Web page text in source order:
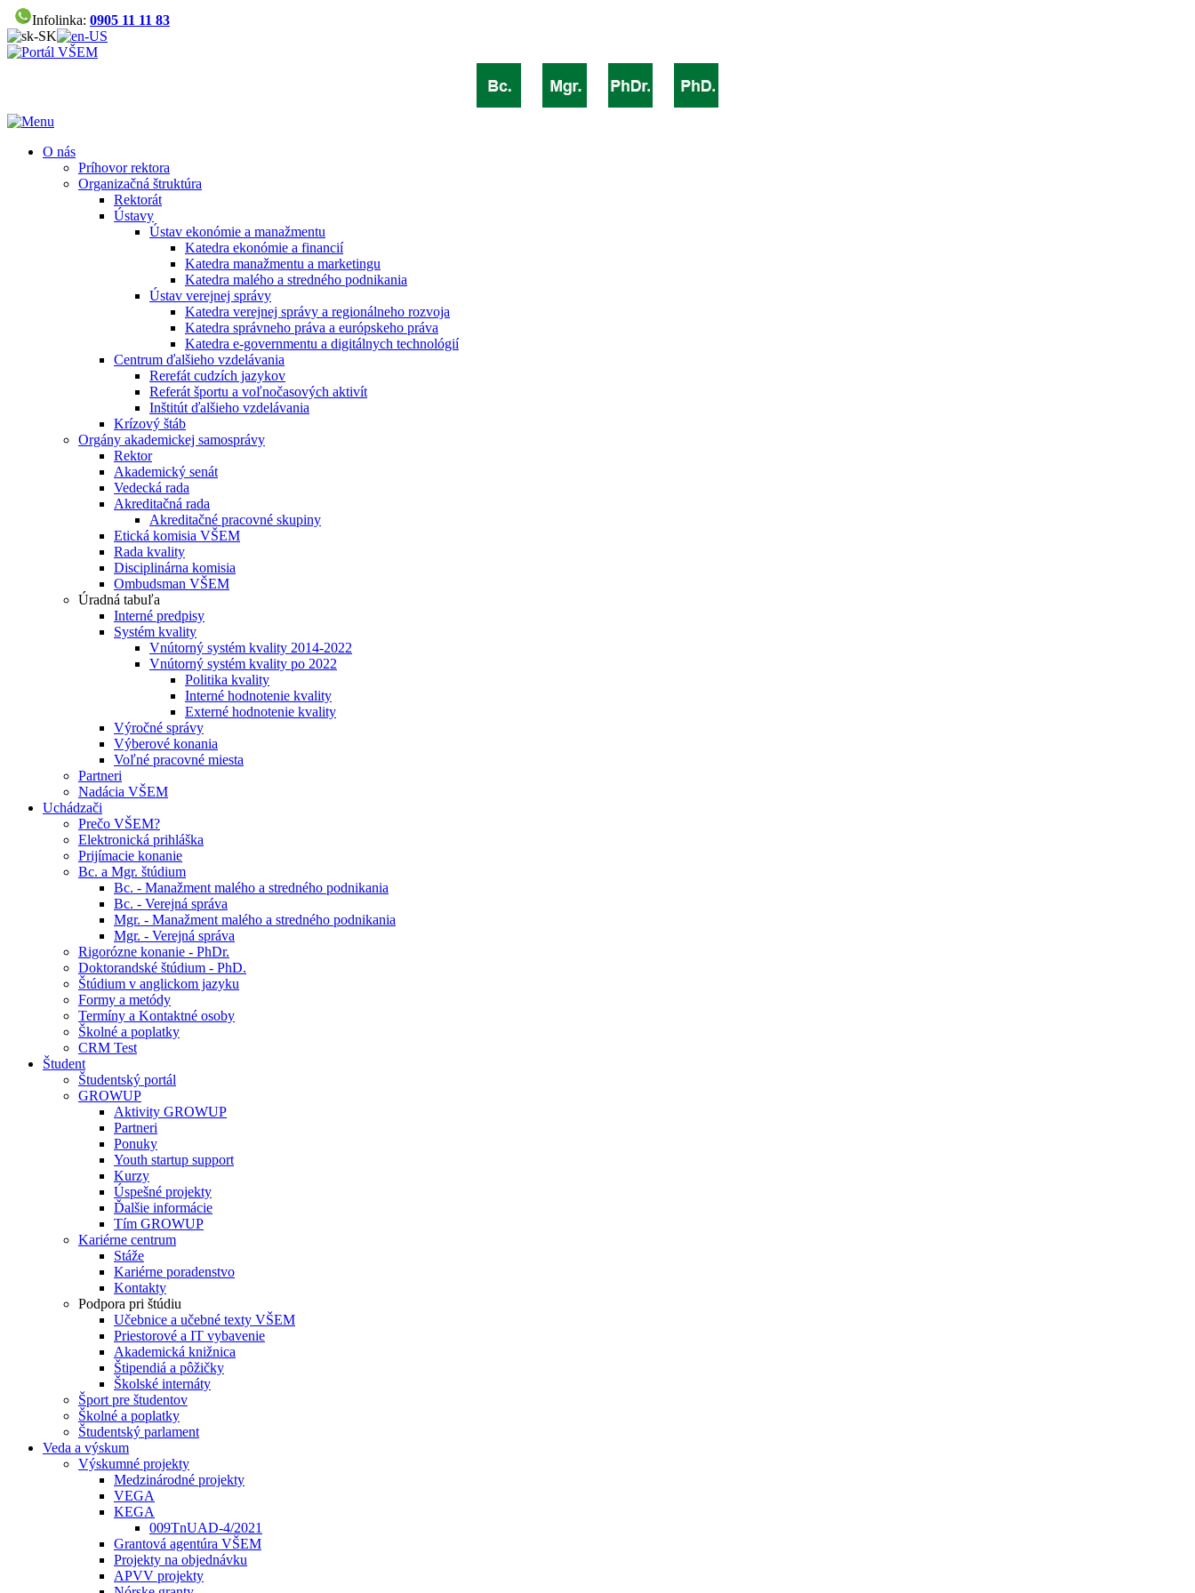
Infolinka: 0905 11 11 83
O nás
Príhovor rektora
Organizačná štruktúra
Rektorát
Ústavy
Ústav ekonómie a manažmentu
Katedra ekonómie a financií
Katedra manažmentu a marketingu
Katedra malého a stredného podnikania
Ústav verejnej správy
Katedra verejnej správy a regionálneho rozvoja
Katedra správneho práva a európskeho práva
Katedra e-governmentu a digitálnych technológií
Centrum ďalšieho vzdelávania
Rerefát cudzích jazykov
Referát športu a voľnočasových aktivít
Inštitút ďalšieho vzdelávania
Krízový štáb
Orgány akademickej samosprávy
Rektor
Akademický senát
Vedecká rada
Akreditačná rada
Akreditačné pracovné skupiny
Etická komisia VŠEM
Rada kvality
Disciplinárna komisia
Ombudsman VŠEM
Úradná tabuľa
Interné predpisy
Systém kvality
Vnútorný systém kvality 2014-2022
Vnútorný systém kvality po 2022
Politika kvality
Interné hodnotenie kvality
Externé hodnotenie kvality
Výročné správy
Výberové konania
Voľné pracovné miesta
Partneri
Nadácia VŠEM
Uchádzači
Prečo VŠEM?
Elektronická prihláška
Prijímacie konanie
Bc. a Mgr. štúdium
Bc. - Manažment malého a stredného podnikania
Bc. - Verejná správa
Mgr. - Manažment malého a stredného podnikania
Mgr. - Verejná správa
Rigorózne konanie - PhDr.
Doktorandské štúdium - PhD.
Štúdium v anglickom jazyku
Formy a metódy
Termíny a Kontaktné osoby
Školné a poplatky
CRM Test
Študent
Študentský portál
GROWUP
Aktivity GROWUP
Partneri
Ponuky
Youth startup support
Kurzy
Úspešné projekty
Ďalšie informácie
Tím GROWUP
Kariérne centrum
Stáže
Kariérne poradenstvo
Kontakty
Podpora pri štúdiu
Učebnice a učebné texty VŠEM
Priestorové a IT vybavenie
Akademická knižnica
Štipendiá a pôžičky
Školské internáty
Šport pre študentov
Školné a poplatky
Študentský parlament
Veda a výskum
Výskumné projekty
Medzinárodné projekty
VEGA
KEGA
009TnUAD-4/2021
Grantová agentúra VŠEM
Projekty na objednávku
APVV projekty